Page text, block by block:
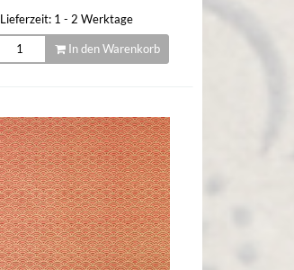
Lieferzeit: 1 - 2 Werktage
In den Warenkorb